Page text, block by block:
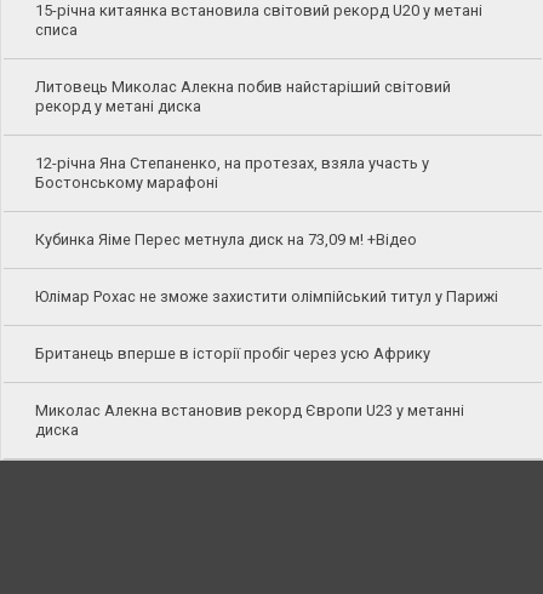
15-річна китаянка встановила світовий рекорд U20 у метані
списа
Литовець Миколас Алекна побив найстаріший світовий
рекорд у метані диска
12-річна Яна Степаненко, на протезах, взяла участь у
Бостонському марафоні
Кубинка Яіме Перес метнула диск на 73,09 м! +Відео
Юлімар Рохас не зможе захистити олімпійський титул у Парижі
Британець вперше в історії пробіг через усю Африку
Миколас Алекна встановив рекорд Європи U23 у метанні
диска